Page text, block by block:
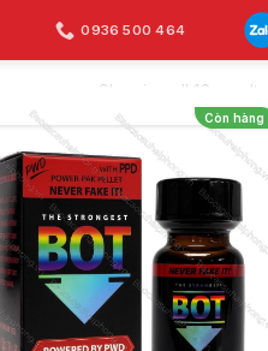
0936 500 464
Showing all 16 results
Còn hàng